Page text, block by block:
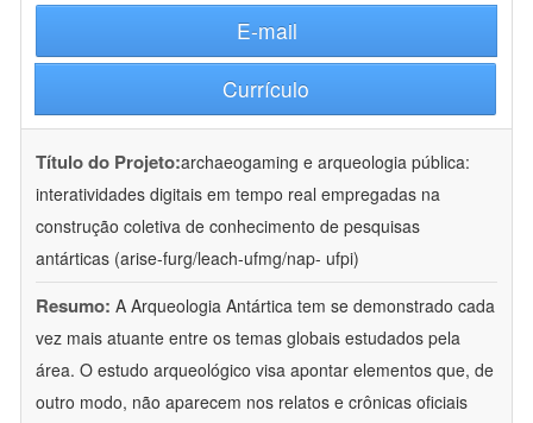
E-mail
Currículo
Título do Projeto:archaeogaming e arqueologia pública:
interatividades digitais em tempo real empregadas na
construção coletiva de conhecimento de pesquisas
antárticas (arise-furg/leach-ufmg/nap- ufpi)
Resumo: A Arqueologia Antártica tem se demonstrado cada
vez mais atuante entre os temas globais estudados pela
área. O estudo arqueológico visa apontar elementos que, de
outro modo, não aparecem nos relatos e crônicas oficiais